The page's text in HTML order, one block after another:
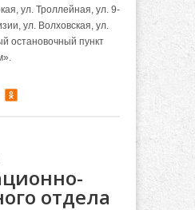
ул. Троллейная, ул. 9-
ул. Волховская, ул.
остановочный пункт
отдела